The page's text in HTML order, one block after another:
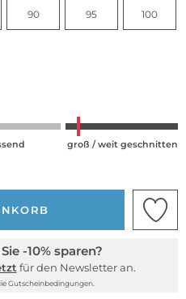
90 95 100
groß / weit geschnitten
-10% sparen?
für den Newsletter an.
Gutscheinbedingungen.